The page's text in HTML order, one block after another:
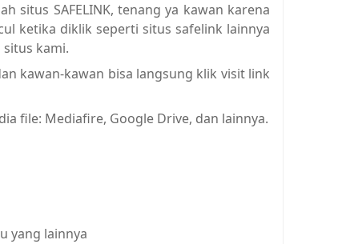
situs SAFELINK, tenang ya kawan karena
ketika diklik seperti situs safelink lainnya
kami.
kawan-kawan bisa langsung klik visit link
file: Mediafire, Google Drive, dan lainnya.
yang lainnya